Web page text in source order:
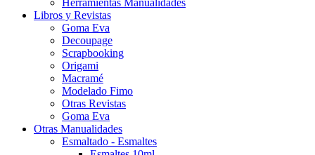
Libros y Revistas
Goma Eva
Decoupage
Scrapbooking
Origami
Macramé
Modelado Fimo
Otras Revistas
Goma Eva
Otras Manualidades
Esmaltado - Esmaltes